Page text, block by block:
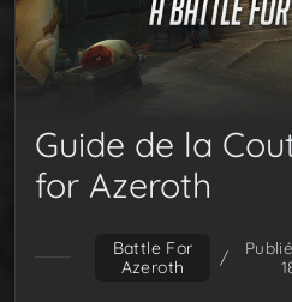
Guide de la
for Azeroth
Battle For
Azeroth
/